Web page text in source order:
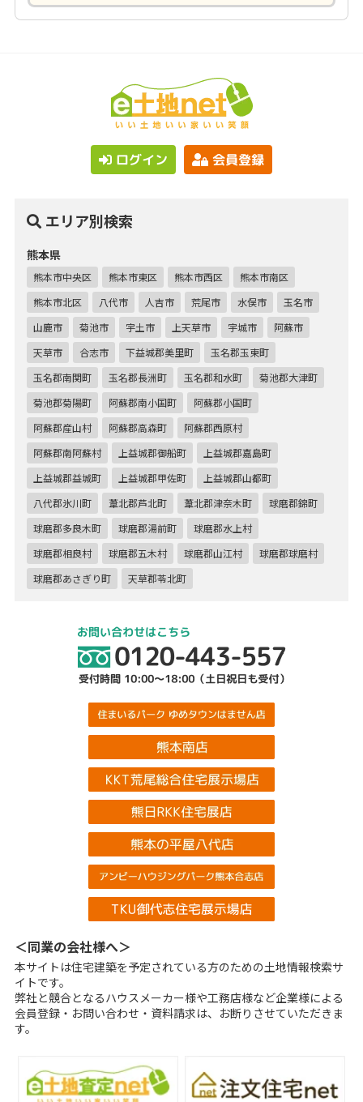
ログイン 会員登録
エリア別検索
熊本県
熊本市中央区 熊本市東区 熊本市西区
熊本市南区
熊本市北区
八代市 人吉市 荒尾市 水俣市
玉名市
山鹿市
菊池市 宇土市 上天草市 宇城市
阿蘇市
天草市
合志市 下益城郡美里町
玉名郡玉東町
玉名郡南関町
玉名郡長洲町 玉名郡和水町
菊池郡大津町
菊池郡菊陽町
阿蘇郡南小国町
阿蘇郡小国町
阿蘇郡産山村
阿蘇郡高森町
阿蘇郡西原村
阿蘇郡南阿蘇村
上益城郡御船町
上益城郡嘉島町
上益城郡益城町
上益城郡甲佐町
上益城郡山都町
八代郡氷川町
葦北郡芦北町 葦北郡津奈木町
球磨郡錦町
球磨郡多良木町
球磨郡湯前町
球磨郡水上村
球磨郡相良村
球磨郡五木村 球磨郡山江村
球磨郡球磨村
球磨郡あさぎり町
天草郡苓北町
＜同業の会社様へ＞
本サイトは住宅建築を予定されている方のための土地情報検索サ
イトです。
弊社と競合となるハウスメーカー様や工務店様など企業様による
会員登録・お問い合わせ・資料請求は、お断りさせていただきま
す。